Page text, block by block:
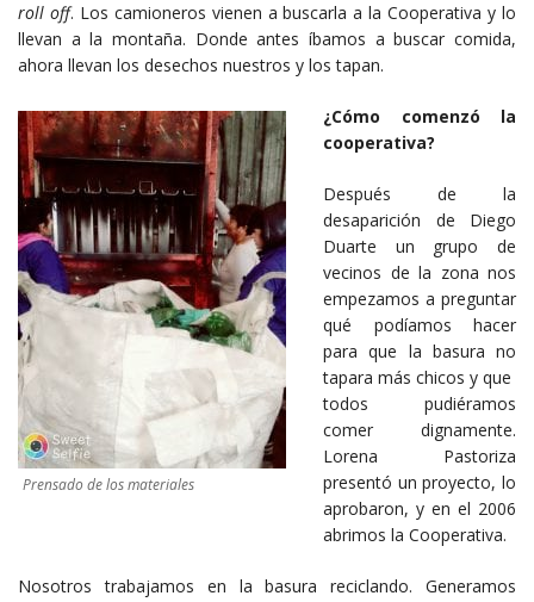
roll off. Los camioneros vienen a buscarla a la Cooperativa y lo
llevan a la montaña. Donde antes íbamos a buscar comida,
ahora llevan los desechos nuestros y los tapan.
Prensado de los materiales
¿Cómo comenzó la
cooperativa?
Después de la
desaparición de Diego
Duarte un grupo de
vecinos de la zona nos
empezamos a preguntar
qué podíamos hacer
para que la basura no
tapara más chicos y que
todos pudiéramos
comer dignamente.
Lorena Pastoriza
presentó un proyecto, lo
aprobaron, y en el 2006
abrimos la Cooperativa.
Nosotros trabajamos en la basura reciclando. Generamos